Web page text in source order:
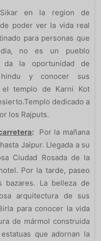
en la region de
poder ver la vida real
para personas que
no es un pueblo
da la oportunidad de
y conocer sus
el templo de Karni Kot
dedicado a
los Rajputs.
:
Por la mañana
Jaipur. Llegada a su
Ciudad Rosada de la
Por la tarde, paseo
La belleza de
arquitectura de sus
para conocer la vida
de mármol construida
que adornan la